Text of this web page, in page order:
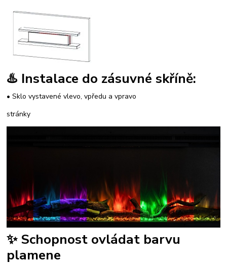
♨️ Instalace do zásuvné skříně:
• Sklo vystavené vlevo, vpředu a vpravo
stránky
✨ Schopnost ovládat barvu
plamene